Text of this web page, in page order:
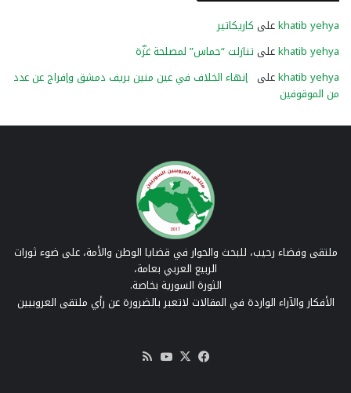
khatib yehyaعلى كاريكاتير
khatib yehyaعلى تنازلت “حماس” لمصلحة غزّة
khatib yehyaعلى إنهاء الخلاف في عين منين بريف دمشق وإفراج عن عدد
من الموقوفين
ملتقى وفضاء رحيب، للبحث والحوار في قضايا الوطن والأمة، على ضوء ثورات
الربيع العربي بعامة،
الثورة السورية بخاصة.
الأفكار والآراء الواردة في المقالات لاتعبر بالضرورة عن رأي ملتقى العروبيين
فيسبوك
‫X
‫YouTube